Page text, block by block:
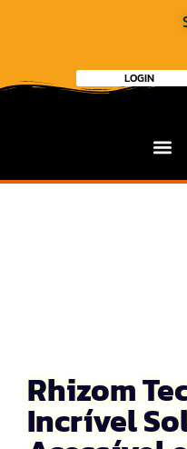
LOGIN
Rhizom
Incrível